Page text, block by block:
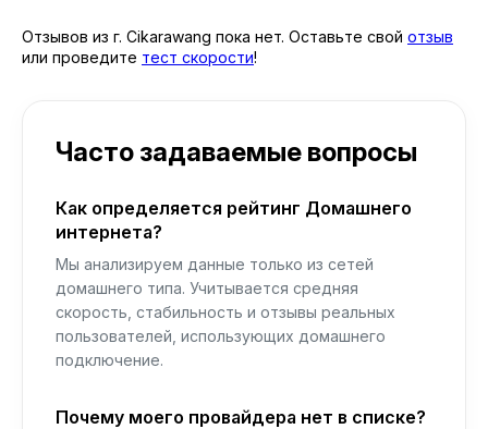
Отзывов из г. Cikarawang пока нет. Оставьте свой отзыв
или проведите тест скорости!
Часто задаваемые вопросы
Как определяется рейтинг Домашнего
интернета?
Мы анализируем данные только из сетей
домашнего типа. Учитывается средняя
скорость, стабильность и отзывы реальных
пользователей, использующих домашнего
подключение.
Почему моего провайдера нет в списке?